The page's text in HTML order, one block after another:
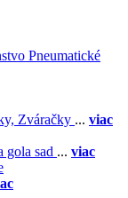
Pneumatické
Zváračky ... viac
gola sad ... viac